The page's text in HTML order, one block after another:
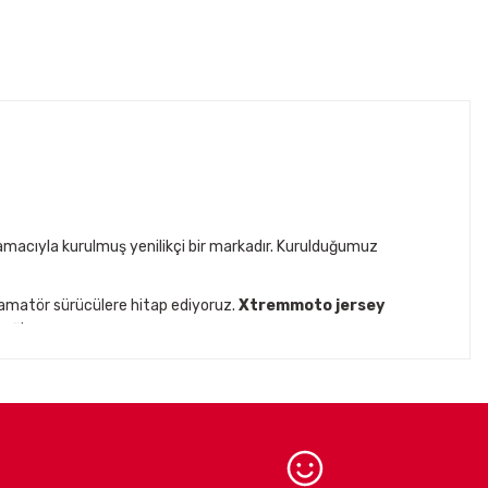
kurulmuş yenilikçi bir markadır. Kurulduğumuz
sürücülere hitap ediyoruz. Xtremmoto jersey